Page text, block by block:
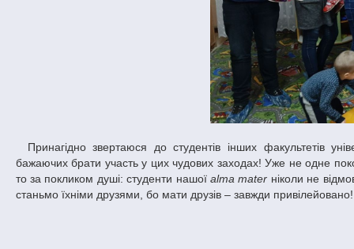
Принагідно звертаюся до студентів інших факультетів університету – Центр соціальних ініціатив і волонтерства ДНУ запрошує всіх
бажаючих брати участь у цих чудових заходах! Уже не одне
то за покликом душі: студенти нашої alma mater ніколи не
станьмо їхніми друзями, бо мати друзів – завжди привілейовано!